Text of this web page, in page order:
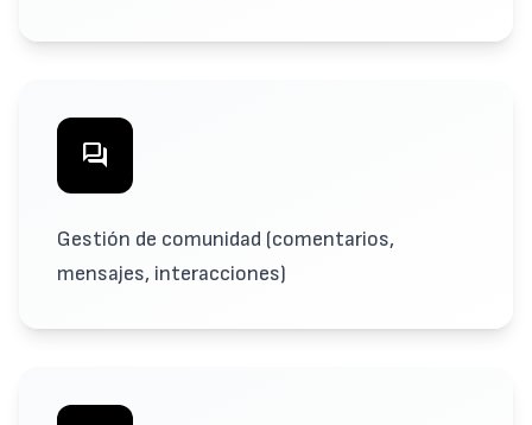
forum
Gestión de comunidad (comentarios,
mensajes, interacciones)